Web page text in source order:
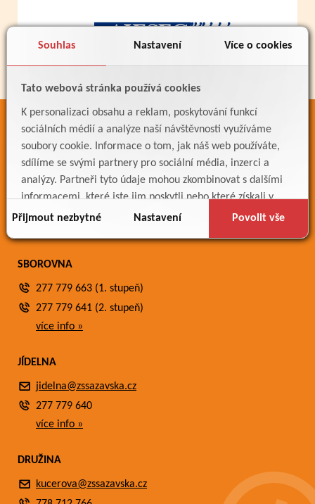
Souhlas Nastavení Více o cookies
Tato webová stránka používá cookies
K personalizaci obsahu a reklam, poskytování funkcí
sociálních médií a analýze naší návštěvnosti využíváme
soubory cookie. Informace o tom, jak náš web používáte,
sdílíme se svými partnery pro sociální média, inzerci a
analýzy. Partneři tyto údaje mohou zkombinovat s dalšími
informacemi, které jste jim poskytli nebo které získali v
důsledku toho, že používáte jejich služby.
Přijmout nezbytné Nastavení Povolit vše
ODKAZY
Bakaláři
Jídelníček
Meteostanice
SBOROVNA
277 779 663 (1. stupeň)
277 779 641 (2. stupeň)
více info »
JÍDELNA
jidelna@zssazavska.cz
277 779 640
více info »
DRUŽINA
kucerova@zssazavska.cz